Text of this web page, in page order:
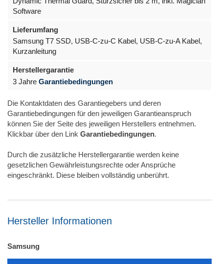
Software
Lieferumfang
Samsung T7 SSD, USB-C-zu-C Kabel, USB-C-zu-A Kabel,
Kurzanleitung
Herstellergarantie
3 Jahre Garantiebedingungen
Die Kontaktdaten des Garantiegebers und deren
Garantiebedingungen für den jeweiligen Garantieanspruch
können Sie der Seite des jeweiligen Herstellers entnehmen.
Klickbar über den Link Garantiebedingungen.
Durch die zusätzliche Herstellergarantie werden keine
gesetzlichen Gewährleistungsrechte oder Ansprüche
eingeschränkt. Diese bleiben vollständig unberührt.
Hersteller Informationen
Samsung